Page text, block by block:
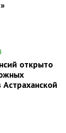
открыто